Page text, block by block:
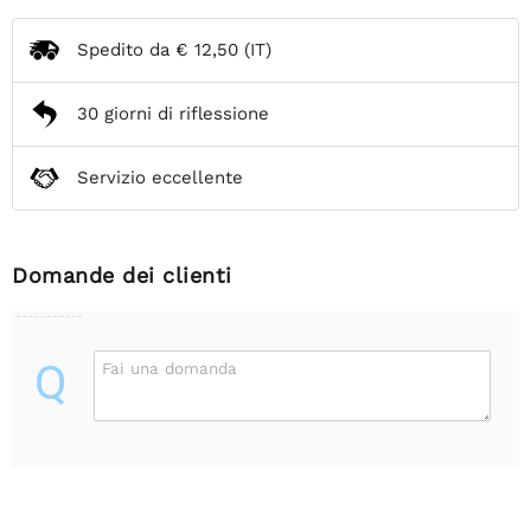
Spedito da € 12,50 (IT)
30 giorni di riflessione
Servizio eccellente
Domande dei clienti
Q Fai una domanda